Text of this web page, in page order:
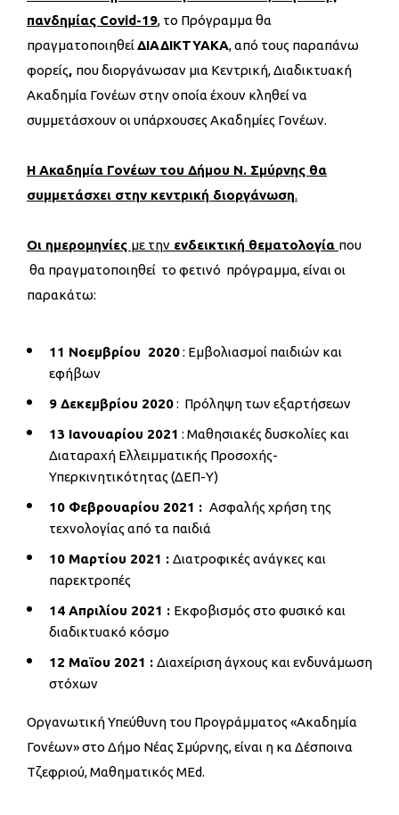
πανδημίας Covid-19, τo Πρόγραμμα θα
πραγματοποιηθεί ΔΙΑΔΙΚΤΥΑΚΑ, από τους παραπάνω
φορείς, που διοργάνωσαν μια Κεντρική, Διαδικτυακή
Ακαδημία Γονέων στην οποία έχουν κληθεί να
συμμετάσχουν οι υπάρχουσες Ακαδημίες Γονέων.
Η Ακαδημία Γονέων του Δήμου Ν. Σμύρνης θα
συμμετάσχει στην κεντρική διοργάνωση.
Οι ημερομηνίες με την ενδεικτική θεματολογία που
θα πραγματοποιηθεί το φετινό πρόγραμμα, είναι οι
παρακάτω:
11 Νοεμβρίου 2020: Εμβολιασμοί παιδιών και
εφήβων
9 Δεκεμβρίου 2020: Πρόληψη των εξαρτήσεων
13 Ιανουαρίου 2021 : Μαθησιακές δυσκολίες και
Διαταραχή Ελλειμματικής Προσοχής-
Υπερκινητικότητας (ΔΕΠ-Υ)
10 Φεβρουαρίου 2021 : Ασφαλής χρήση της
τεχνολογίας από τα παιδιά
10 Μαρτίου 2021 : Διατροφικές ανάγκες και
παρεκτροπές
14 Απριλίου 2021 : Εκφοβισμός στο φυσικό και
διαδικτυακό κόσμο
12 Μαϊου 2021 : Διαχείριση άγχους και ενδυνάμωση
στόχων
Οργανωτική Υπεύθυνη του Προγράμματος «Ακαδημία
Γονέων» στο Δήμο Νέας Σμύρνης, είναι η κα Δέσποινα
Τζεφριού, Μαθηματικός MEd.